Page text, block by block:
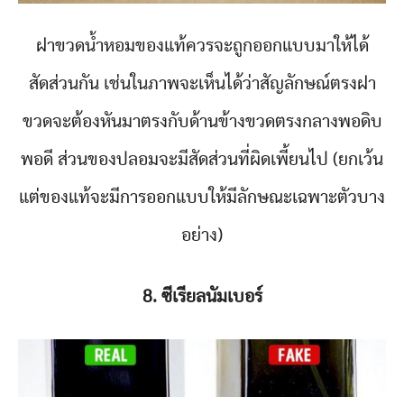
ฝาขวดน้ำหอมของแท้ควรจะถูกออกแบบมาให้ได้
สัดส่วนกัน เช่นในภาพจะเห็นได้ว่าสัญลักษณ์ตรงฝา
ขวดจะต้องหันมาตรงกับด้านข้างขวดตรงกลางพอดิบ
พอดี ส่วนของปลอมจะมีสัดส่วนที่ผิดเพี้ยนไป (ยกเว้น
แต่ของแท้จะมีการออกแบบให้มีลักษณะเฉพาะตัวบาง
อย่าง)
8. ซีเรียลนัมเบอร์